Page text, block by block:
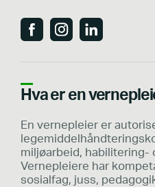
Hva er en
En vernepleier er
miljøarbeid, habilitering-
Vernepleiere har
sosialfag, juss,